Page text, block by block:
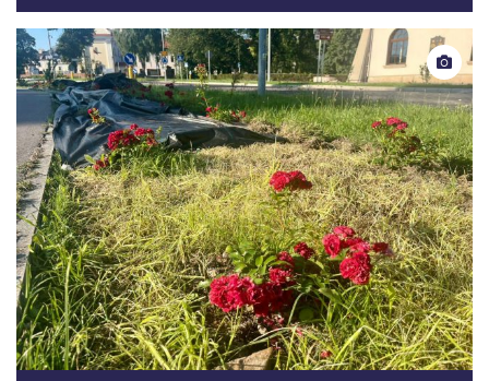
kulturowego. Doceniono ozdoby
wyplatane ze słomy